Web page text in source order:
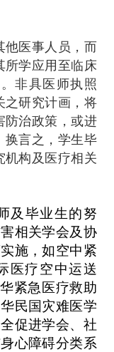
他医事人员，而
所学应用至临床
非具医师执照
之研究计画，将
防治政策，或进
换言之，学生毕
机构及医疗相关
及毕业生的努
相关学会及协
施，如空中紧
医疗空中运送
紧急医疗救助
民国灾难医学
促进学会、社
心障碍分类系